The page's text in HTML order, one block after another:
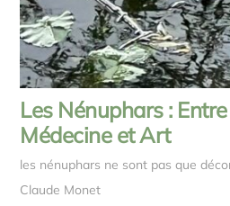
Les Nénuphars :
Médecine et Art
les nénuphars ne sont pas que
Claude Monet